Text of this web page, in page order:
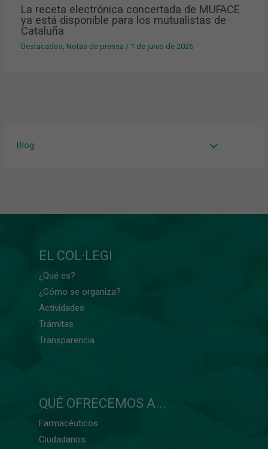
Blog
La receta electrónica concertada de MUFACE
ya está disponible para los mutualistas de
Cataluña
Destacados Notas de prensa / 1 de junio de 2026
EL COL·LEGI
¿Qué es?
¿Cómo se organiza?
Actividades
Trámitas
Transparencia
QUÉ OFRECEMOS A...
Farmacéuticos
Ciudadanos